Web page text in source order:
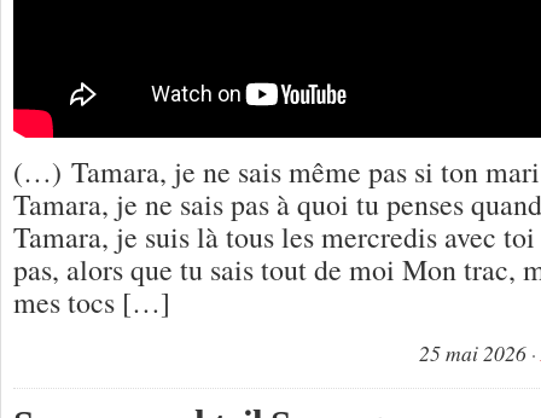
(…) Tamara, je ne sais même pas si ton
Tamara, je ne sais pas à quoi tu penses
Tamara, je suis là tous les mercredis avec
pas, alors que tu sais tout de moi Mon trac,
mes tocs […]
25 mai 2026